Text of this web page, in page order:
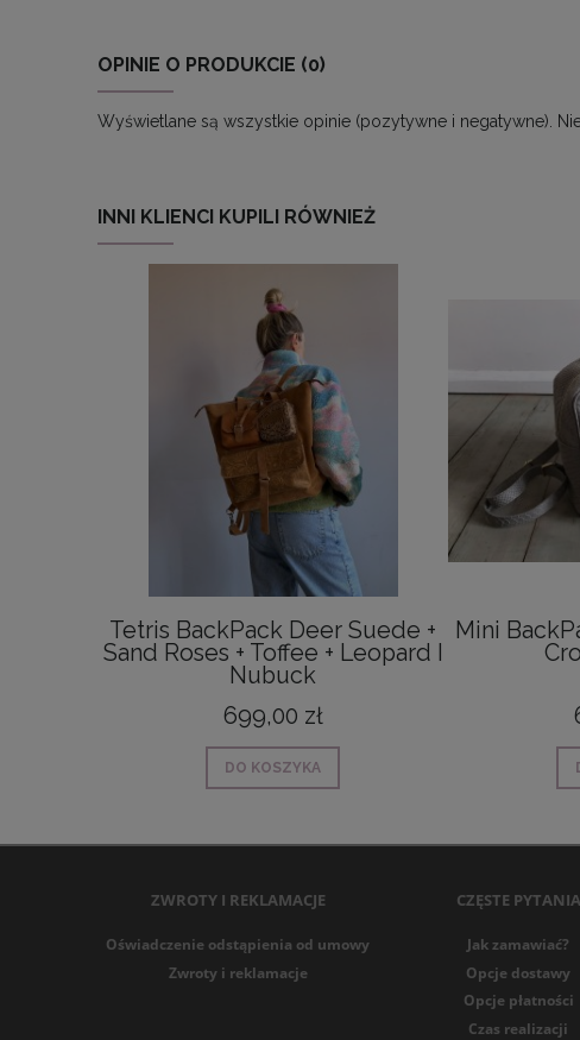
OPINIE O PRODUKCIE (0)
Wyświetlane są wszystkie opinie (pozytywne i negatywne).
INNI KLIENCI KUPILI RÓWNIEŻ
Tetris BackPack Deer Suede +
Sand Roses + Toffee + Leopard I
Nubuck
699,00 zł
DO KOSZYKA
Mini
ZWROTY I REKLAMACJE
Oświadczenie odstąpienia od umowy
Zwroty i reklamacje
CZĘSTE PYTANIA
Jak zamawiać?
Opcje dostawy
Opcje płatności
Czas realizacji